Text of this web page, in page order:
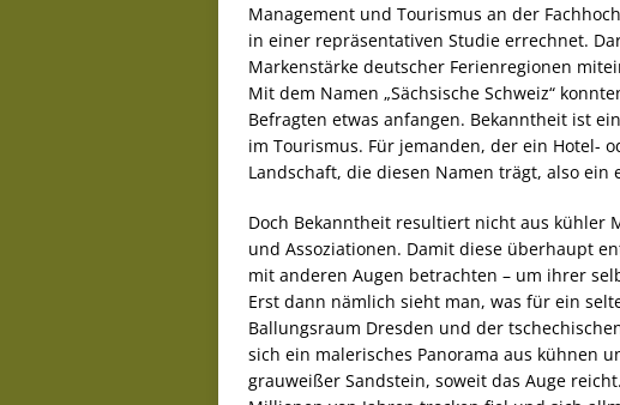
Management und Tourismus an der
in einer repräsentativen Studie errechnet.
Markenstärke deutscher Ferienregionen
Mit dem Namen „Sächsische Schweiz“
Befragten etwas anfangen. Bekanntheit ist
im Tourismus. Für jemanden, der ein Hotel-
Landschaft, die diesen Namen trägt, also ein
Doch Bekanntheit resultiert nicht aus kühler
und Assoziationen. Damit diese überhaupt
mit anderen Augen betrachten – um ihrer
Erst dann nämlich sieht man, was für ein
Ballungsraum Dresden und der
sich ein malerisches Panorama aus kühnen
grauweißer Sandstein, soweit das Auge